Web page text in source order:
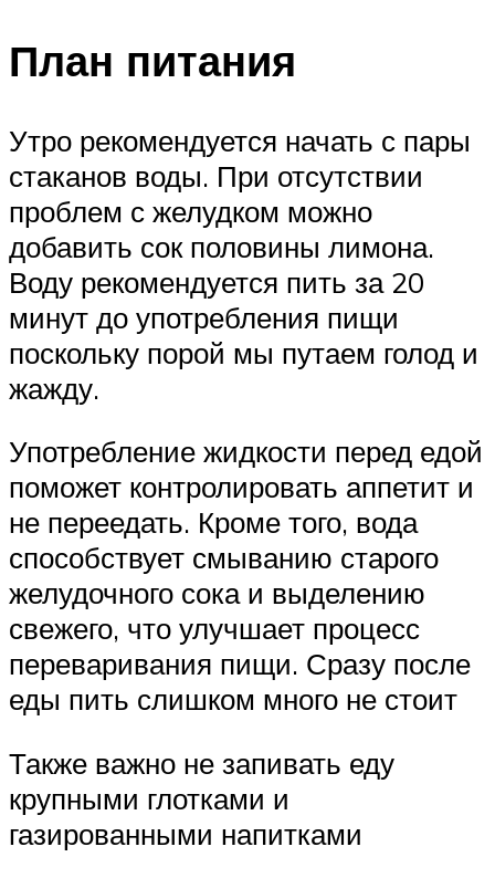
План питания
Утро рекомендуется начать с пары
стаканов воды. При отсутствии
проблем с желудком можно
добавить сок половины лимона.
Воду рекомендуется пить за 20
минут до употребления пищи
поскольку порой мы путаем голод и
жажду.
Употребление жидкости перед едой
поможет контролировать аппетит и
не переедать. Кроме того, вода
способствует смыванию старого
желудочного сока и выделению
свежего, что улучшает процесс
переваривания пищи. Сразу после
еды пить слишком много не стоит
Также важно не запивать еду
крупными глотками и
газированными напитками